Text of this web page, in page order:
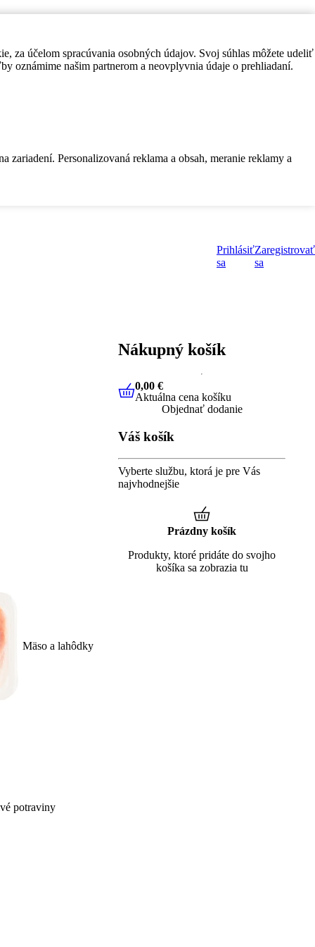
za účelom spracúvania osobných údajov. Svoj súhlas môžete udeliť
oznámime našim partnerom a neovplyvnia údaje o prehliadaní.
Personalizovaná reklama a obsah, meranie reklamy a
Prihlásiť
sa
Zaregistrovať
sa
Mäso a lahôdky
potraviny
Nákupný košík
0,00 €Aktuálna cena košíku
0,00 €
Aktuálna cena košíku
Objednať dodanie
Váš košík
Vyberte službu, ktorá je pre Vás
najvhodnejšie
Prázdny košík
Produkty, ktoré pridáte do svojho
košíka sa zobrazia tu